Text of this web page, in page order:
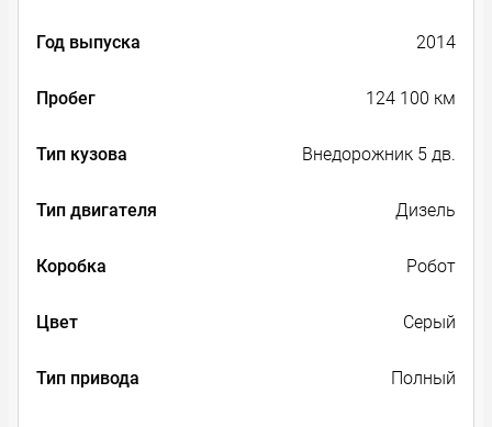
Год выпуска 2014
Пробег 124 100 км
Тип кузова Внедорожник 5 дв.
Тип двигателя Дизель
Коробка Робот
Цвет Серый
Тип привода Полный